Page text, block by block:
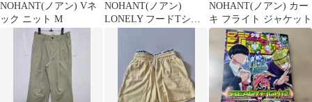
NOHANT(ノアン) Vネ
ック ニット M
NOHANT(ノアン)
LONELY フードTシャ
NOHANT(ノアン) カー
キ フライト ジャケット